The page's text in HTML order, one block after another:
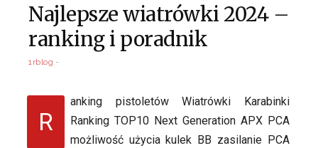
Najlepsze wiatrówki 2024 –
ranking i poradnik
1rblog
R
anking pistoletów Wiatrówki Karabinki
Ranking TOP10 Next Generation APX PCA
możliwość użycia kulek BB zasilanie PCA